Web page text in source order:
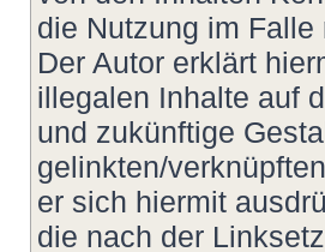
die Nutzung im
Der Autor erklärt
illegalen Inhalte auf
und zukünftige
gelinkten/
er sich hiermit
die nach der